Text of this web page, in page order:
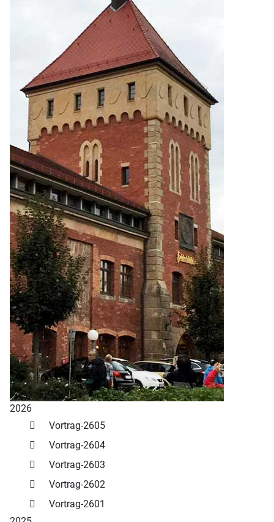
2026
Vortrag-2605
Vortrag-2604
Vortrag-2603
Vortrag-2602
Vortrag-2601